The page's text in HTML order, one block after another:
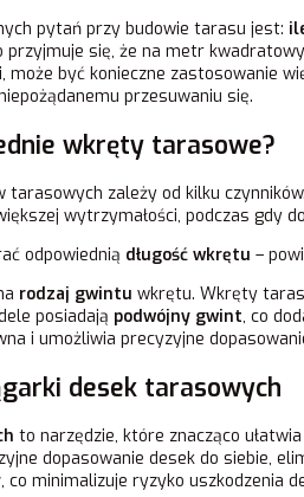
pytań przy budowie tarasu jest:
przyjmuje się, że na metr
może być konieczne zastosowanie
przesuwaniu się.
wkręty tarasowe?
zależy od kilku
wytrzymałości, podczas gdy
odpowiednią długość wkrętu –
rodzaj gwintu wkrętu. Wkręty
posiadają podwójny gwint, co
i umożliwia precyzyjne
desek tarasowych
to narzędzie, które znacząco
dopasowanie desek do siebie,
, co minimalizuje ryzyko uszkodzenia